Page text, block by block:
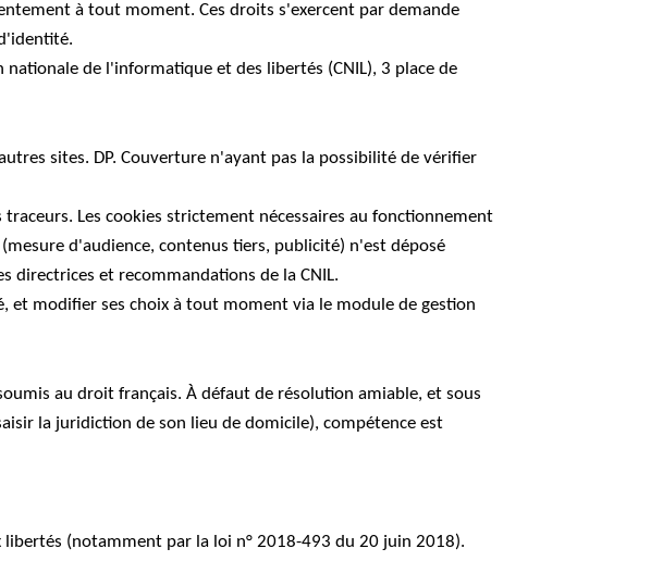
à tout moment. Ces droits s'exercent par demande
de l'informatique et des libertés (CNIL), 3 place de
sites. DP. Couverture n'ayant pas la possibilité de vérifier
Les cookies strictement nécessaires au fonctionnement
d'audience, contenus tiers, publicité) n'est déposé
directrices et recommandations de la CNIL.
et modifier ses choix à tout moment via le module de gestion
au droit français. À défaut de résolution amiable, et sous
la juridiction de son lieu de domicile), compétence est
(notamment par la loi n° 2018-493 du 20 juin 2018).